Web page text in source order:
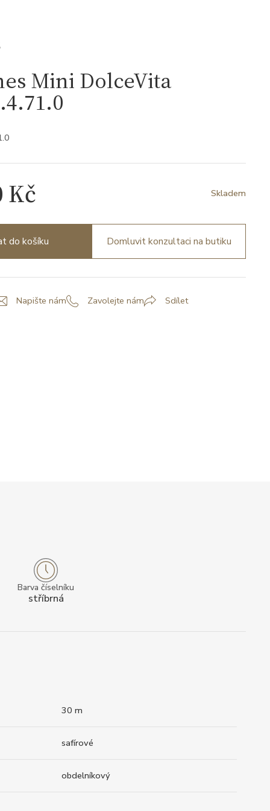
Mini DolceVita
Kč Skladem
do košíku Domluvit konzultaci na butiku
Napište nám Zavolejte nám Sdílet
Barva číselníku
stříbrná
30 m
safírové
obdelníkový